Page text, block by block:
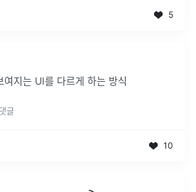
5
지는 UI를 다르게 하는 방식
글
10